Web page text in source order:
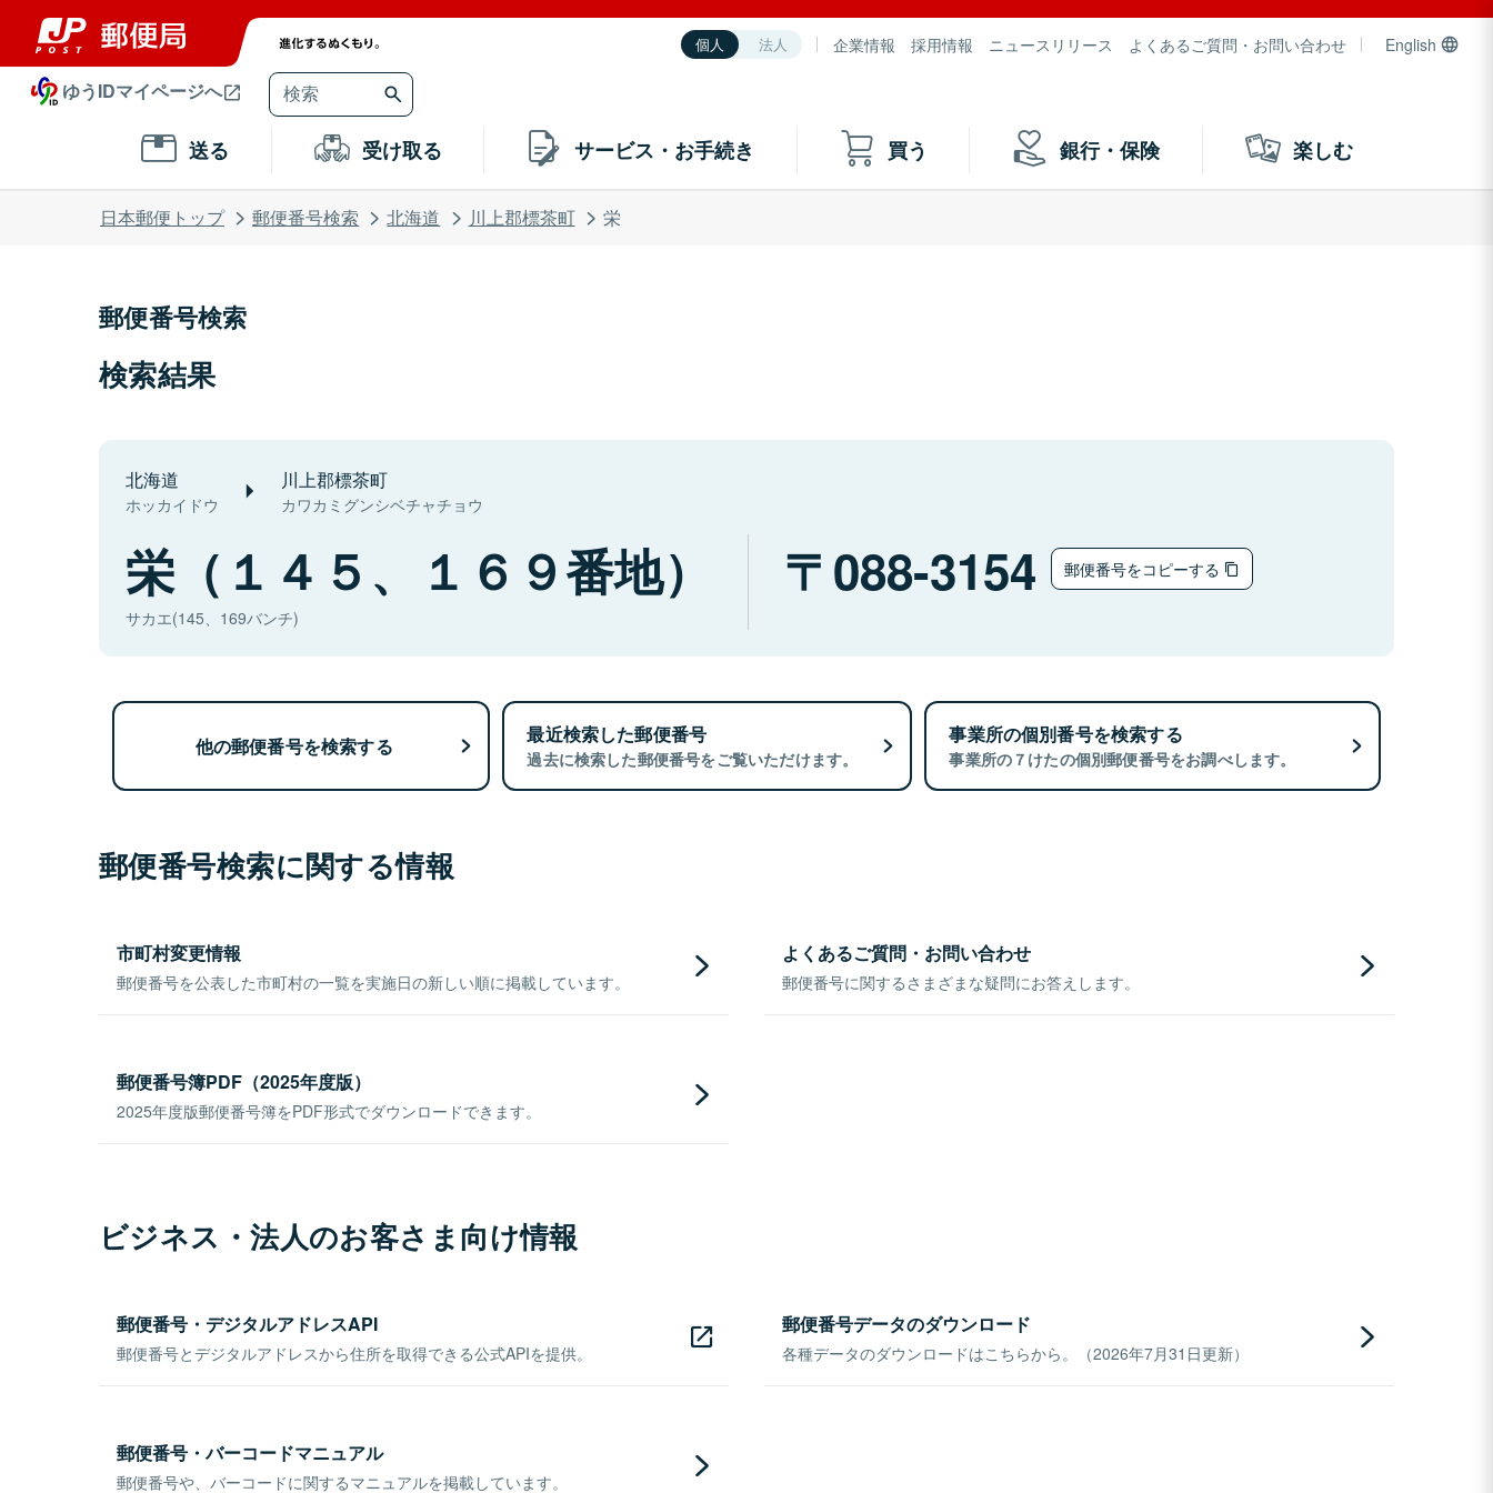
個人 法人 企業情報 採用情報 ニュースリリース よくあるご質問・お問い合わせ English
ゆうIDマイページへ
送る 受け取る サービス・お手続き 買う 銀行・保険 楽しむ
日本郵便トップ 郵便番号検索 北海道 川上郡標茶町 栄
郵便番号検索
検索結果
北海道
ホッカイドウ
川上郡標茶町
カワカミグンシベチャチョウ
栄（１４５、１６９番地）
サカエ(145、169バンチ)
088-3154 郵便番号をコピーする
他の郵便番号を検索する 最近検索した郵便番号
過去に検索した郵便番号をご覧いただけます。
事業所の個別番号を検索する
事業所の７けたの個別郵便番号をお調べします。
郵便番号検索に関する情報
市町村変更情報
郵便番号を公表した市町村の一覧を実施日の新しい順に掲載しています。
よくあるご質問・お問い合わせ
郵便番号に関するさまざまな疑問にお答えします。
郵便番号簿PDF（2025年度版）
2025年度版郵便番号簿をPDF形式でダウンロードできます。
ビジネス・法人のお客さま向け情報
郵便番号・デジタルアドレスAPI
郵便番号とデジタルアドレスから住所を取得できる公式APIを提供。
郵便番号データのダウンロード
各種データのダウンロードはこちらから。（2026年7月31日更新）
郵便番号・バーコードマニュアル
郵便番号や、バーコードに関するマニュアルを掲載しています。